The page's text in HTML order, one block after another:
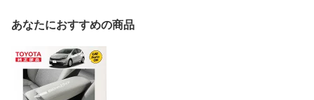
あなたにおすすめの商品